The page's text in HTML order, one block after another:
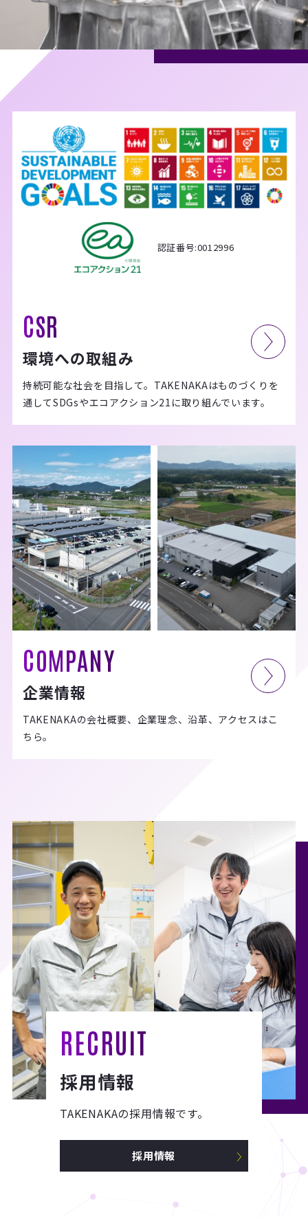
認証番号:0012996
CSR
環境への取組み
持続可能な社会を目指して。TAKENAKAはものづくりを
通してSDGsやエコアクション21に取り組んでいます。
COMPANY
企業情報
TAKENAKAの会社概要、企業理念、沿革、アクセスはこ
ちら。
RECRUIT
採用情報
TAKENAKAの採用情報です。
採用情報